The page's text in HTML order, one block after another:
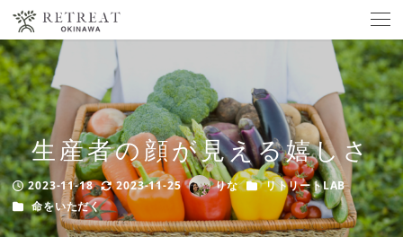
生産者の顔が見える嬉しさ
Published
2023-11-18
Modified
2023-11-25
Author
りな カテゴリー
リトリートLAB
カテゴリー
命をいただく